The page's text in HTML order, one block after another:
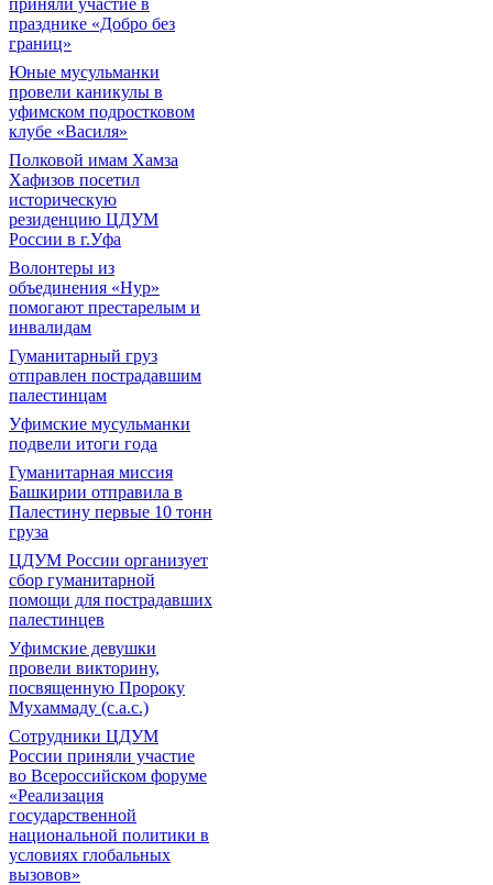
приняли участие в
празднике «Добро без
границ»
Юные мусульманки
провели каникулы в
уфимском подростковом
клубе «Василя»
Полковой имам Хамза
Хафизов посетил
историческую
резиденцию ЦДУМ
России в г.Уфа
Волонтеры из
объединения «Нур»
помогают престарелым и
инвалидам
Гуманитарный груз
отправлен пострадавшим
палестинцам
Уфимские мусульманки
подвели итоги года
Гуманитарная миссия
Башкирии отправила в
Палестину первые 10 тонн
груза
ЦДУМ России организует
сбор гуманитарной
помощи для пострадавших
палестинцев
Уфимские девушки
провели викторину,
посвященную Пророку
Мухаммаду (с.а.с.)
Сотрудники ЦДУМ
России приняли участие
во Всероссийском форуме
«Реализация
государственной
национальной политики в
условиях глобальных
вызовов»